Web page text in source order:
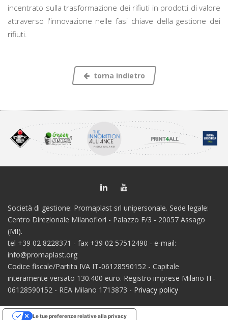
incentrato sulla trasformazione dei rifiuti in prodotti di valore
attraverso l'innovazione nelle fasi chiave della gestione dei
rifiuti.
torna indietro
Società di gestione: Promaplast srl unipersonale. Sede legale:
Centro Direzionale Milanofiori - Palazzo F/3 - 20057 Assago
(MI).
tel +39 02 8228371 - fax +39 02 57512490 - e-mail:
info@promaplast.org
Codice fiscale/Partita IVA IT-06128590152 - Capitale
interamente versato 130.400 euro. Registro imprese Milano IT-
06128590152 - REA Milano 1713873 - Privacy policy
Le tue preferenze relative alla privacy